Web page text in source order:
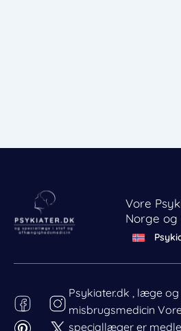
Vore
Norge og
Psykiater.dk , læge
misbrugsmedicin
speciallæger er
Behandl dit samtykke
For at give den bedst mulige